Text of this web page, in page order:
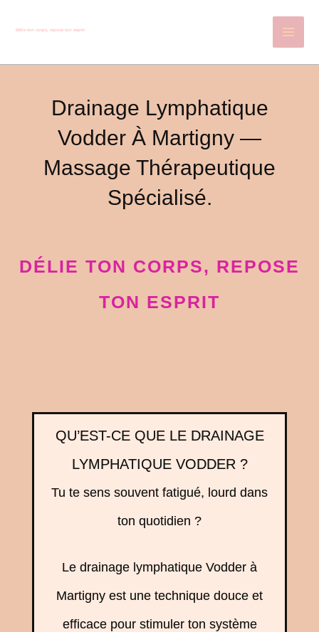
Délie ton corps, repose ton esprit
Drainage Lymphatique
Vodder À Martigny —
Massage Thérapeutique
Spécialisé.
DÉLIE TON CORPS, REPOSE
TON ESPRIT
QU’EST-CE QUE LE DRAINAGE
LYMPHATIQUE VODDER ?
Tu te sens souvent fatigué, lourd dans
ton quotidien ?
Le drainage lymphatique Vodder à
Martigny est une technique douce et
efficace pour stimuler ton système